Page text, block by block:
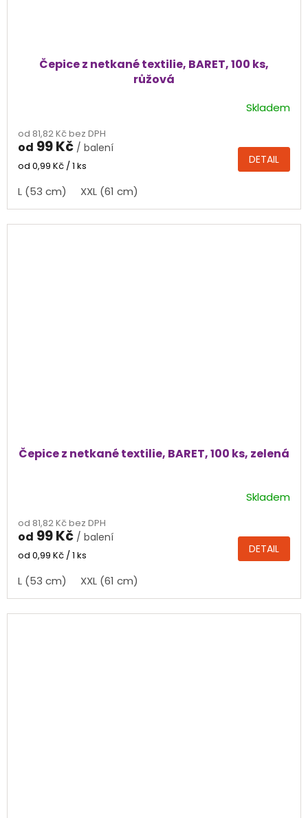
Čepice z netkané textilie, BARET, 100 ks,
růžová
Skladem
od 81,82 Kč bez DPH
od 99 Kč / balení
Měrná
od 0,99 Kč / 1 ks DETAIL
L (53 cm) XXL (61 cm)
Čepice z netkané textilie, BARET, 100 ks, zelená
Skladem
od 81,82 Kč bez DPH
od 99 Kč / balení
Měrná
od 0,99 Kč / 1 ks DETAIL
L (53 cm) XXL (61 cm)